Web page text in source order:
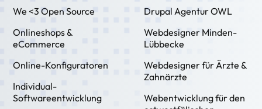
We <3 Open Source
Onlineshops &
eCommerce
Online-Konfiguratoren
Individual-
Softwareentwicklung
Drupal Agentur OWL
Webdesigner Minden-
Lübbecke
Webdesigner für Ärzte &
Zahnärzte
Webentwicklung für den